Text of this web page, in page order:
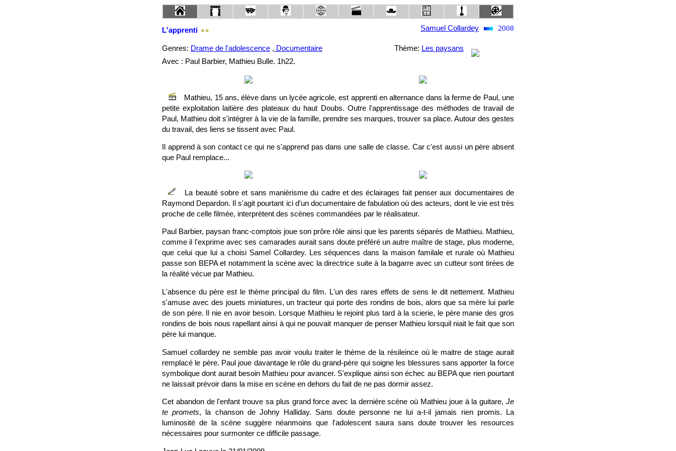
L'apprenti Samuel Collardey 2008
Genres: Drame de l'adolescence , Documentaire Thème: Les paysans
Avec : Paul Barbier, Mathieu Bulle. 1h22.
Mathieu, 15 ans, élève dans un lycée agricole, est apprenti en alternance dans la ferme de Paul, une
petite exploitation laitière des plateaux du haut Doubs. Outre l'apprentissage des méthodes de travail de
Paul, Mathieu doit s'intégrer à la vie de la famille, prendre ses marques, trouver sa place. Autour des gestes
du travail, des liens se tissent avec Paul.
Il apprend à son contact ce qui ne s'apprend pas dans une salle de classe. Car c'est aussi un père absent
que Paul remplace...
La beauté sobre et sans manièrisme du cadre et des éclairages fait penser aux documentaires de
Raymond Depardon. Il s'agit pourtant ici d'un documentaire de fabulation où des acteurs, dont le vie est très
proche de celle filmée, interprètent des scènes commandées par le réalisateur.
Paul Barbier, paysan franc-comptois joue son prôre rôle ainsi que les parents séparés de Mathieu. Mathieu,
comme il l'exprime avec ses camarades aurait sans doute préféré un autre maître de stage, plus moderne,
que celui que lui a choisi Samel Collardey. Les séquences dans la maison familale et rurale où Mathieu
passe son BEPA et notamment la scène avec la directrice suite à la bagarre avec un cutteur sont tirées de
la réalité vécue par Mathieu.
L'absence du père est le thème principal du film. L'un des rares effets de sens le dit nettement. Mathieu
s'amuse avec des jouets miniatures, un tracteur qui porte des rondins de bois, alors que sa mère lui parle
de son père. Il nie en avoir besoin. Lorsque Mathieu le rejoint plus tard à la scierie, le père manie des gros
rondins de bois nous rapellant ainsi à qui ne pouvait manquer de penser Mathieu lorsquil niait le fait que son
père lui manque.
Samuel collardey ne semble pas avoir voulu traiter le thème de la résileince où le maitre de stage aurait
remplacé le père. Paul joue davantage le rôle du grand-père qui soigne les blessures sans apporter la force
symbolique dont aurait besoin Mathieu pour avancer. S'explique ainsi son échec au BEPA que rien pourtant
ne laissait prévoir dans la mise en scène en dehors du fait de ne pas dormir assez.
Cet abandon de l'enfant trouve sa plus grand force avec la dernière scène où Mathieu joue à la guitare, Je
te promets, la chanson de Johny Halliday. Sans doute personne ne lui a-t-il jamais rien promis. La
luminosité de la scène suggère néanmoins que l'adolescent saura sans doute trouver les resources
nécessaires pour surmonter ce difficile passage.